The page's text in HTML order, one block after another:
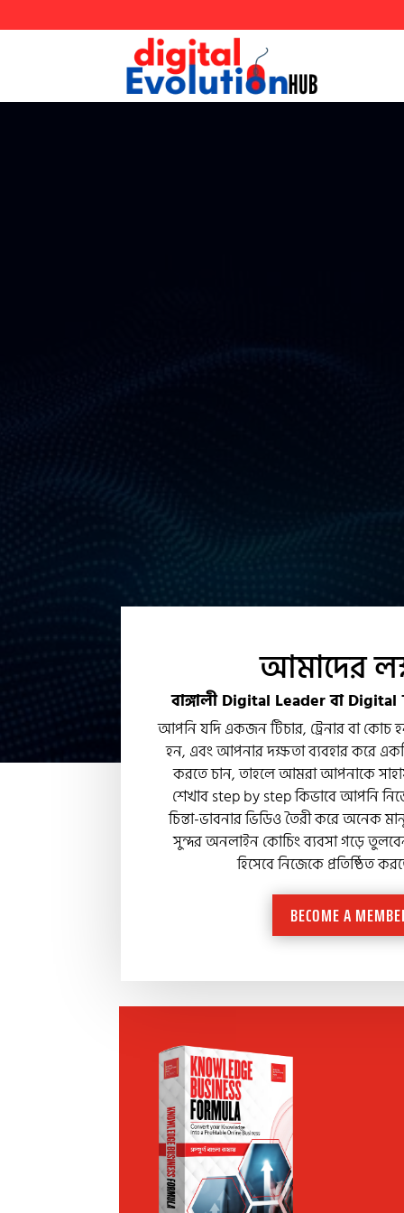
আমাদের
বাঙ্গালী Digital Leader বা Digital
আপনি যদি একজন টিচার, ট্রেনার বা কোচ
হন, এবং আপনার দক্ষতা ব্যবহার করে
করতে চান, তাহলে আমরা আপনাকে
শেখাব step by step কিভাবে আপনি
চিন্তা-ভাবনার ভিডিও তৈরী করে অনেক
সুন্দর অনলাইন কোচিং ব্যবসা গড়ে
হিসেবে নিজেকে প্রতিষ্ঠিত
BECOME A